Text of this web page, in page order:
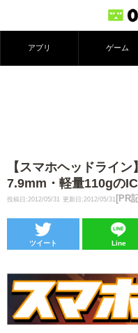
アプリ ゲーム
【スマホヘッドライ
7.9mm・軽量110gの
投稿日:2012/05/31 更新日:2012/05/31 [PR
ツイート Line